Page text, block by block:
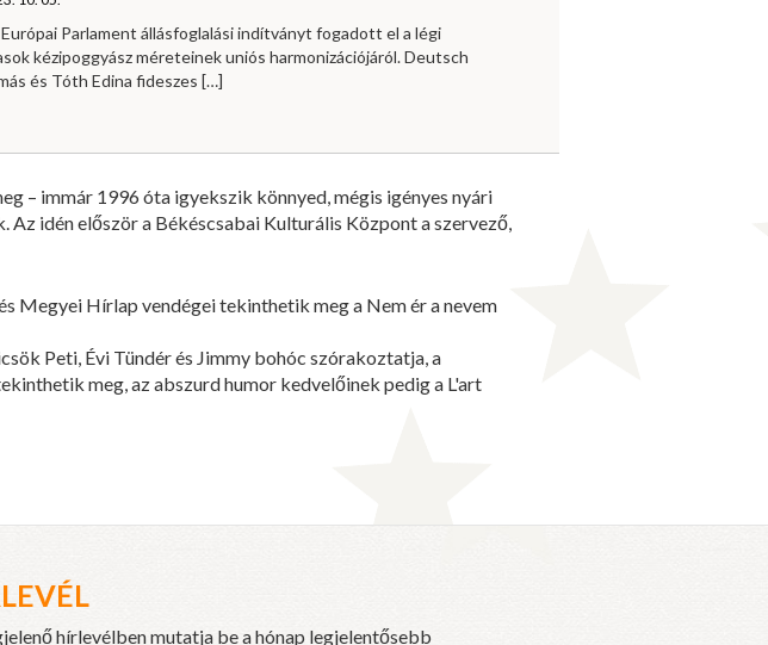
Parlament állásfoglalási indítványt fogadott el a légi
kézipoggyász méreteinek uniós harmonizációjáról. Deutsch
és Tóth Edina fideszes […]
– immár 1996 óta igyekszik könnyed, mégis igényes nyári
idén először a Békéscsabai Kulturális Központ a szervező,
Megyei Hírlap vendégei tekinthetik meg a Nem ér a nevem
Peti, Évi Tündér és Jimmy bohóc szórakoztatja, a
meg, az abszurd humor kedvelőinek pedig a L'art
hírlevélben mutatja be a hónap legjelentősebb